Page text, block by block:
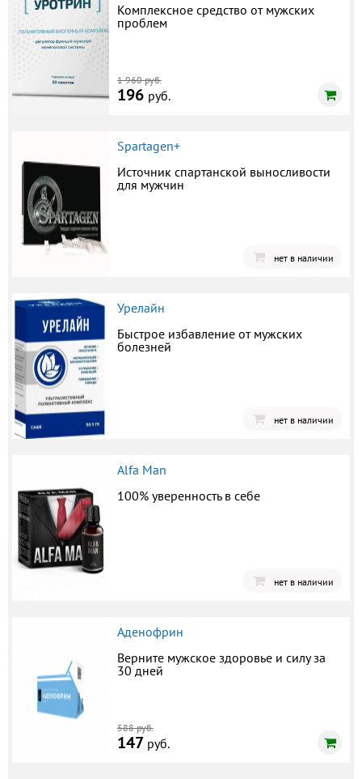
Комплексное средство от мужских
проблем
1 960 руб.
196 руб.
Spartagen+
Источник спартанской выносливости
для мужчин
нет в наличии
Урелайн
Быстрое избавление от мужских
болезней
нет в наличии
Alfa Man
100% уверенность в себе
нет в наличии
Аденофрин
Верните мужское здоровье и силу за
30 дней
588 руб.
147 руб.